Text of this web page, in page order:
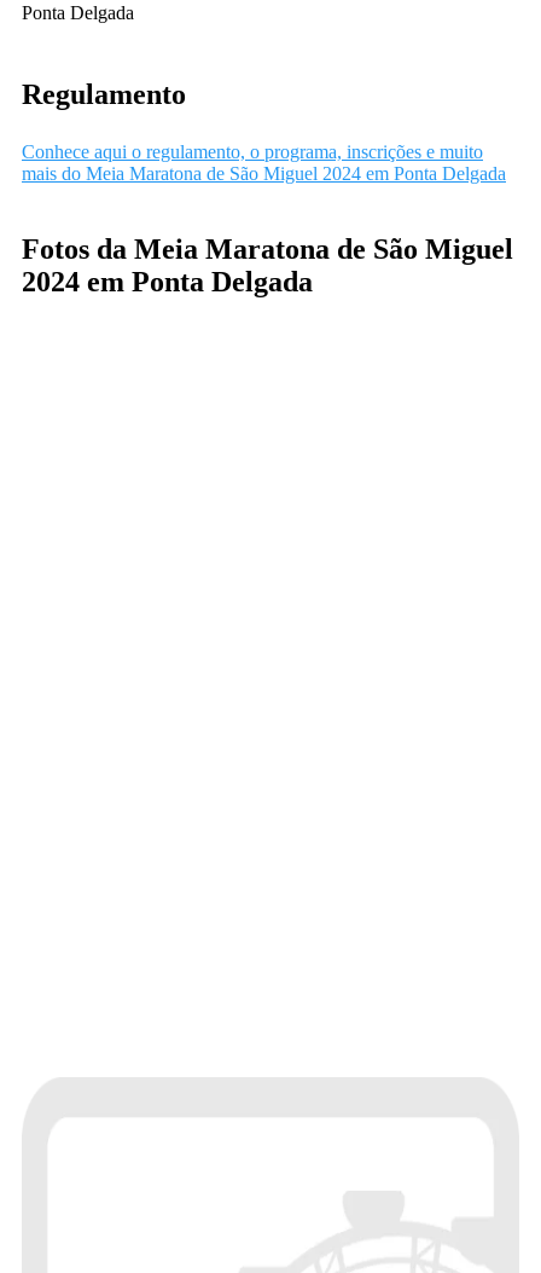
Ponta Delgada
Regulamento
Conhece aqui o regulamento, o programa, inscrições e muito
mais do Meia Maratona de São Miguel 2024 em Ponta Delgada
Fotos da Meia Maratona de São Miguel
2024 em Ponta Delgada